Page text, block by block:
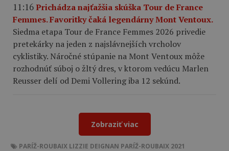
11:16Prichádza najťažšia skúška Tour de France
Femmes. Favoritky čaká legendárny Mont Ventoux.
Siedma etapa Tour de France Femmes 2026 privedie
pretekárky na jeden z najslávnejších vrcholov
cyklistiky. Náročné stúpanie na Mont Ventoux môže
rozhodnúť súboj o žltý dres, v ktorom vedúcu Marlen
Reusser delí od Demi Vollering iba 12 sekúnd.
Zobraziť viac
PARÍŽ-ROUBAIX LIZZIE DEIGNAN PARÍŽ-ROUBAIX 2021